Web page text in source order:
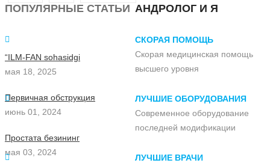
ПОПУЛЯРНЫЕ СТАТЬИ
“ILM-FAN sohasidgi
мая 18, 2025
Первичная обструкция
июнь 01, 2024
Простата безининг
мая 03, 2024
АНДРОЛОГ И Я
СКОРАЯ ПОМОЩЬ
Скорая медицинская помощь
высшего уровня
ЛУЧШИЕ ОБОРУДОВАНИЯ
Современное оборудование
последней модификации
ЛУЧШИЕ ВРАЧИ